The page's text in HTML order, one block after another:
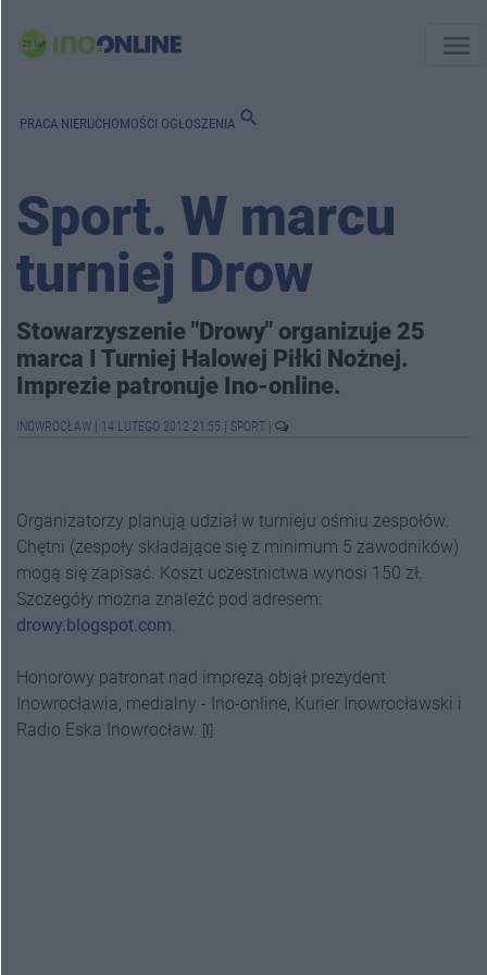
menu
PRACA NIERUCHOMOŚCI OGŁOSZENIA search
Sport. W marcu
turniej Drow
Stowarzyszenie "Drowy" organizuje 25
marca I Turniej Halowej Piłki Nożnej.
Imprezie patronuje Ino-online.
INOWROCŁAW 14 LUTEGO 2012 21:55 SPORT
Organizatorzy planują udział w turnieju ośmiu zespołów.
Chętni (zespoły składające się z minimum 5 zawodników)
mogą się zapisać. Koszt uczestnictwa wynosi 150 zł.
Szczegóły można znaleźć pod adresem:
drowy.blogspot.com.
Honorowy patronat nad imprezą objął prezydent
Inowrocławia, medialny - Ino-online, Kurier Inowrocławski i
Radio Eska Inowrocław. [I]